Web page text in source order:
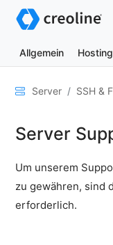
Allgemein Hosting
Allgemein
&
Sicherheit
Hardware
Server SSH &
Server
Um unserem
zu gewähren, sind
erforderlich.